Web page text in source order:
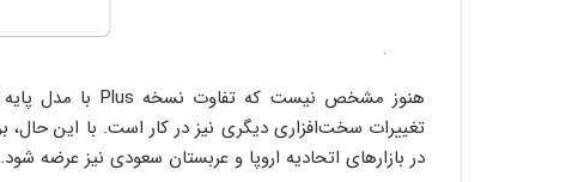
در بازارهای اتحادیه اروپا و عربستان سعودی نیز عرضه شود.